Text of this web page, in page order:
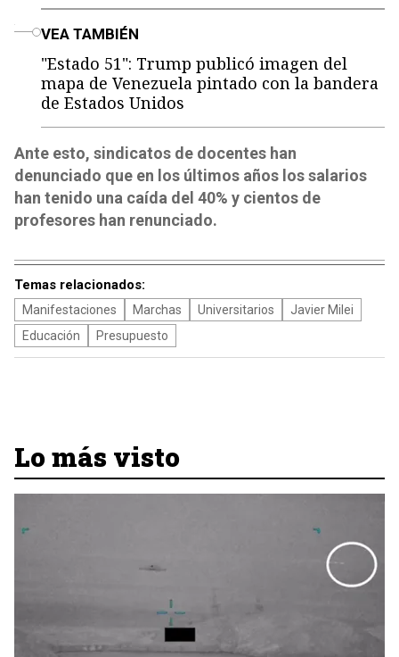
VEA TAMBIÉN
"Estado 51": Trump publicó imagen del
mapa de Venezuela pintado con la bandera
de Estados Unidos
Ante esto, sindicatos de docentes han
denunciado que en los últimos años los salarios
han tenido una caída del 40% y cientos de
profesores han renunciado.
Temas relacionados:
Manifestaciones Marchas Universitarios
Javier Milei
Educación
Presupuesto
Lo más visto